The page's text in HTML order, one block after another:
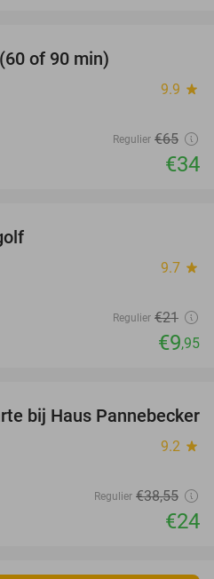
of 90 min)
9.9 star
Regulier €65
€34
9.7 star
Regulier €21
€9,95
38%
bij Haus Pannebecker
9.2 star
Regulier €38,55
€24